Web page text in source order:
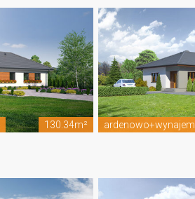
130.34m² ardenowo+wynajem